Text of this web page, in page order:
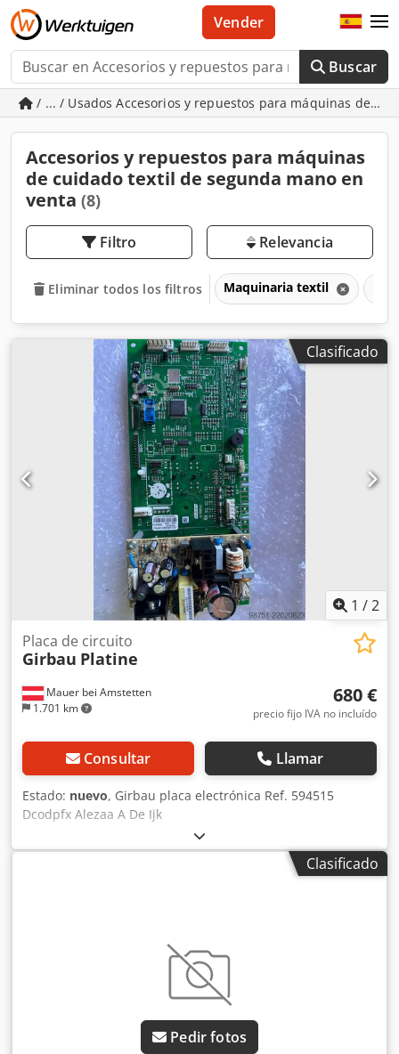
Buscar
Vender
/ ... / Usados Accesorios y repuestos para máquinas de
Accesorios y repuestos para máquinas
de cuidado textil de segunda mano en
venta (8)
Filtro Relevancia
Eliminar todos los filtros Maquinaria textil
Clasificado
1 /2
Mauer bei Amstetten
1.701 km
Placa de circuito
Girbau Platine
680 €
precio fijo IVA no incluído
Consultar Llamar
Estado: nuevo, Girbau placa electrónica Ref. 594515
Dcodpfx Alezaa A De Ijk
Clasificado
Pedir fotos